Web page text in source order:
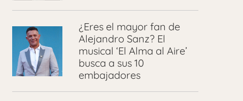
¿Eres el mayor fan de
Alejandro Sanz? El
musical ‘El Alma al Aire’
busca a sus 10
embajadores